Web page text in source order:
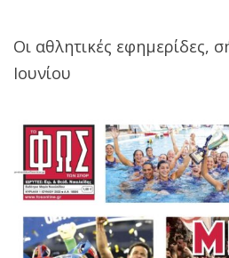
Οι αθλητικές εφημερίδες,
Ιουνίου